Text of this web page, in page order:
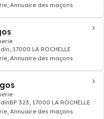
Annuaire des maçons
17000 LA ROCHELLE
Annuaire des maçons
323, 17000 LA ROCHELLE
Annuaire des maçons